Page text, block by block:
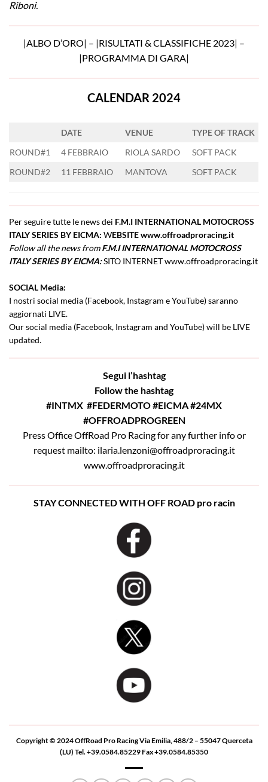
Riboni.
|ALBO D’ORO| – |RISULTATI & CLASSIFICHE 2023| –
|PROGRAMMA DI GARA|
CALENDAR 2024
DATE VENUE TYPEOFTRACK
ROUND#1
4 FEBBRAIO RIOLA SARDO
SOFT PACK
ROUND#2
11 FEBBRAIO MANTOVA SOFT PACK
Per seguire tutte le news dei F.M.I INTERNATIONAL MOTOCROSS
ITALY SERIES BY EICMA: WEBSITEwww.offroadproracing.it
Follow all the news fromF.M.I INTERNATIONAL MOTOCROSS
ITALY SERIES BY EICMA:SITO INTERNETwww.offroadproracing.it
SOCIAL Media:
I nostri social media (Facebook, Instagram e YouTube) saranno
aggiornati LIVE.
Our social media (Facebook, Instagram and YouTube) will be LIVE
updated.
Segui l’hashtag
Follow the hashtag
#INTMX #FEDERMOTO #EICMA #24MX
#OFFROADPROGREEN
Press Office OffRoad Pro Racing for any further info or
request mailto: ilaria.lenzoni@offroadproracing.it
www.offroadproracing.it
STAY CONNECTED WITH OFF ROAD pro racin
Copyright © 2024 OffRoad Pro Racing Via Emilia, 488/2 – 55047 Querceta
(LU) Tel. +39.0584.85229 Fax +39.0584.85350